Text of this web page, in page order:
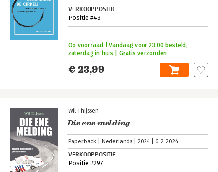
VERKOOPPOSITIE
Positie #43
€ 23,99
Op voorraad | Vandaag voor 23:00 besteld,
zaterdag in huis | Gratis verzonden
Wil Thijssen
Die ene melding
Paperback Nederlands 2024 6-2-2024
VERKOOPPOSITIE
Positie #297